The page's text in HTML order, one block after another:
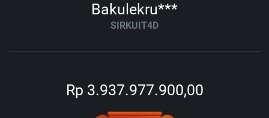
Bakulekru***
SIRKUIT4D
Rp 3.937.977.900,00